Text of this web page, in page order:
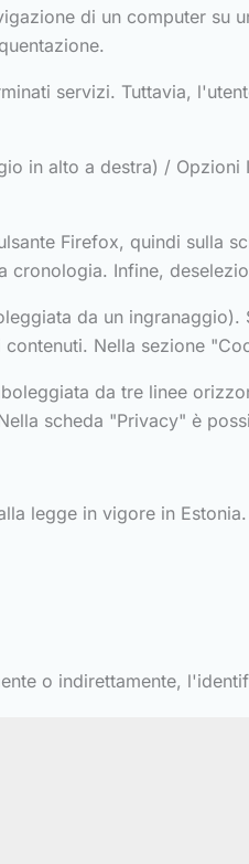
di un computer su
servizi. Tuttavia,
in alto a destra) /
Firefox, quindi sulla
Infine,
da un ingranaggio).
Nella sezione
da tre linee
scheda "Privacy" è
legge in vigore in
o indirettamente,